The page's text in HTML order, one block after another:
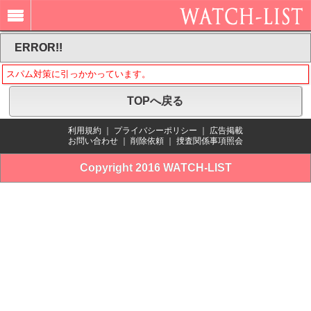
ERROR!!
スパム対策に引っかかっています。
TOPへ戻る
利用規約 プライバシーポリシー
広告掲載
お問い合わせ
削除依頼 捜査関係事項照会
Copyright 2016 WATCH-LIST